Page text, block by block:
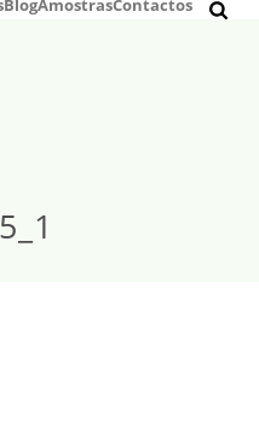
BlogAmostrasContactos